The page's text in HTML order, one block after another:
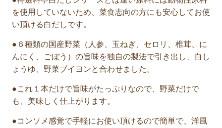
を使用していないため、菜食志向の方にも安心してお使
い頂ける白だしです。
●６種類の国産野菜（人参、玉ねぎ、セロリ、椎茸、に
んにく、ごぼう）の旨味を独自の製法で引き出し、白し
ょうゆ、野菜ブイヨンと合わせました。
●これ１本だけで旨味がたっぷりなので、野菜だけで
も、美味しく仕上がります。
●コンソメ感覚で手軽にお使い頂けるので簡単で、洋風